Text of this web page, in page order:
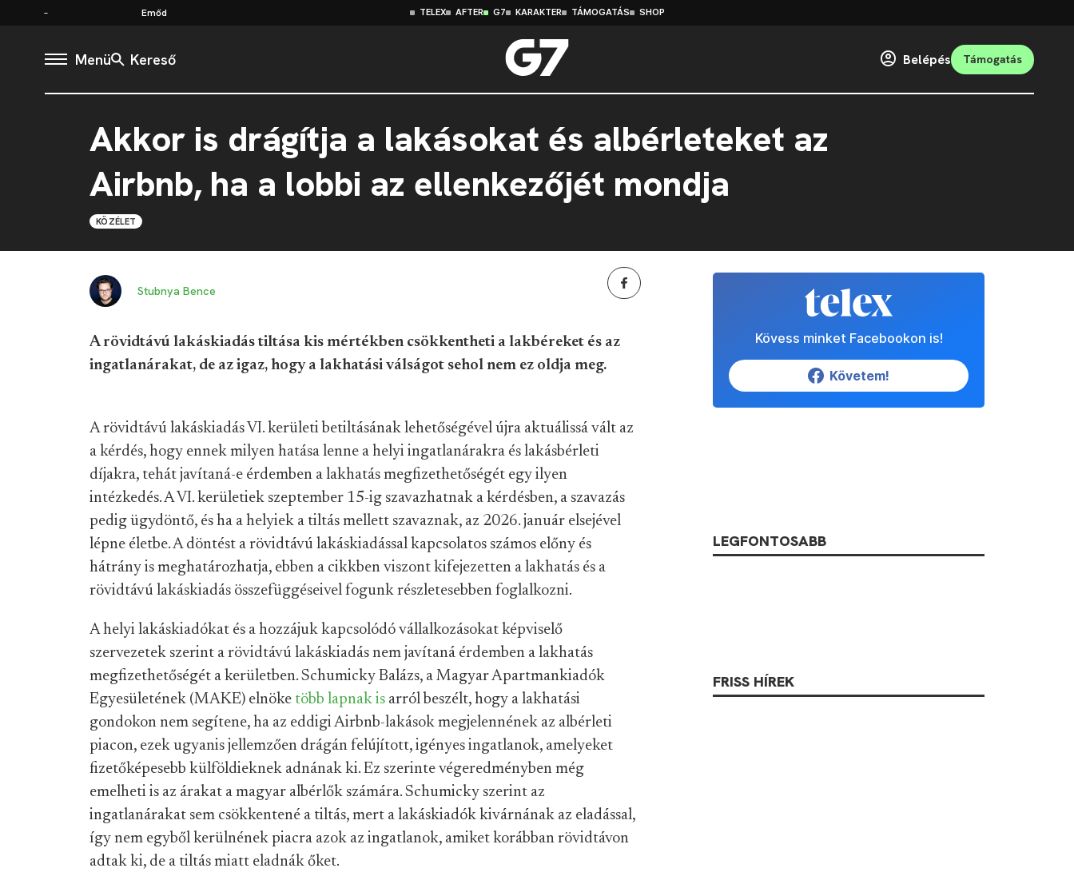
Emőd TELEX AFTER G7 KARAKTER TÁMOGATÁS SHOP
Menü Kereső Belépés Támogatás
Akkor is drágítja a lakásokat és albérleteket az
Airbnb, ha a lobbi az ellenkezőjét mondja
KÖZÉLET
Stubnya Bence
A rövidtávú lakáskiadás tiltása kis mértékben csökkentheti a lakbéreket és az
ingatlanárakat, de az igaz, hogy a lakhatási válságot sehol nem ez oldja meg.
A rövidtávú lakáskiadás VI. kerületi betiltásának lehetőségével újra aktuálissá vált az
a kérdés, hogy ennek milyen hatása lenne a helyi ingatlanárakra és lakásbérleti
díjakra, tehát javítaná-e érdemben a lakhatás megfizethetőségét egy ilyen
intézkedés. A VI. kerületiek szeptember 15-ig szavazhatnak a kérdésben, a szavazás
pedig ügydöntő, és ha a helyiek a tiltás mellett szavaznak, az 2026. január elsejével
lépne életbe. A döntést a rövidtávú lakáskiadással kapcsolatos számos előny és
hátrány is meghatározhatja, ebben a cikkben viszont kifejezetten a lakhatás és a
rövidtávú lakáskiadás összefüggéseivel fogunk részletesebben foglalkozni.
A helyi lakáskiadókat és a hozzájuk kapcsolódó vállalkozásokat képviselő
szervezetek szerint a rövidtávú lakáskiadás nem javítaná érdemben a lakhatás
megfizethetőségét a kerületben. Schumicky Balázs, a Magyar Apartmankiadók
Egyesületének (MAKE) elnöke több lapnak is arról beszélt, hogy a lakhatási
gondokon nem segítene, ha az eddigi Airbnb-lakások megjelennének az albérleti
piacon, ezek ugyanis jellemzően drágán felújított, igényes ingatlanok, amelyeket
fizetőképesebb külföldieknek adnának ki. Ez szerinte végeredményben még
emelheti is az árakat a magyar albérlők számára. Schumicky szerint az
ingatlanárakat sem csökkentené a tiltás, mert a lakáskiadók kivárnának az eladással,
így nem egyből kerülnének piacra azok az ingatlanok, amiket korábban rövidtávon
adtak ki, de a tiltás miatt eladnák őket.
Kövess minket Facebookon is!
Követem!
LEGFONTOSABB
FRISS HÍREK